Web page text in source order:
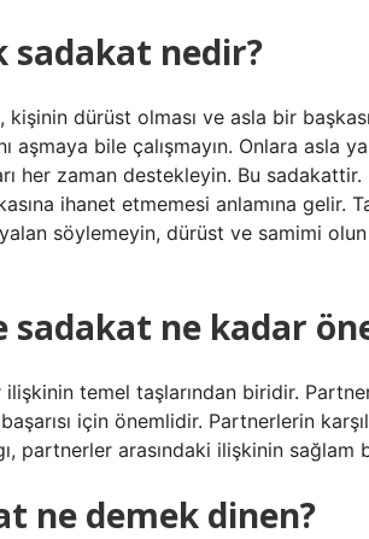
sadakat nedir?
kişinin dürüst olması ve asla bir
aşmaya bile çalışmayın. Onlara
her zaman destekleyin. Bu
ihanet etmemesi anlamına gelir.
söylemeyin, dürüst ve samimi
sadakat ne kadar
temel taşlarından biridir.
için önemlidir. Partnerlerin
partnerler arasındaki ilişkinin
ne demek dinen?